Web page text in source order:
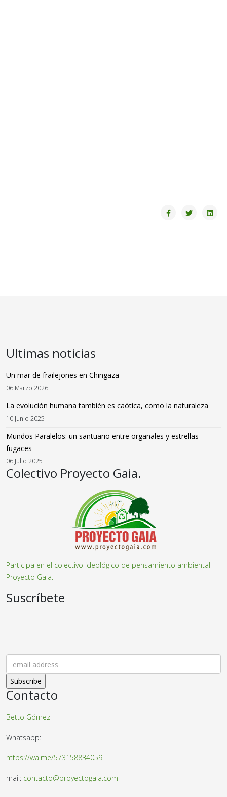
Ultimas noticias
Un mar de frailejones en Chingaza
06 Marzo 2026
La evolución humana también es caótica, como la naturaleza
10 Junio 2025
Mundos Paralelos: un santuario entre organales y estrellas
fugaces
06 Julio 2025
Colectivo Proyecto Gaia.
Participa en el colectivo ideológico de pensamiento ambiental
Proyecto Gaia.
Suscríbete
Contacto
Betto Gómez
Whatsapp:
https://wa.me/573158834059
mail: contacto@proyectogaia.com